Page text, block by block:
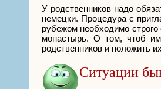
У родственников надо
немецки. Процедура с
рубежом необходимо
монастырь. О том, чтоб
родственников и положить
Ситуации